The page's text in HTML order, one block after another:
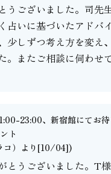
うございました。司先
占いに基づいたアドバ
少しずつ考え方を変え
。またご相談に伺わせ
23:00、新宿館にてお待
ト
） より[10/04])
とうございました。T